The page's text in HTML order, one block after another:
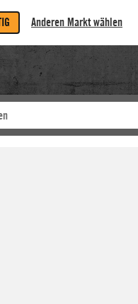
Anderen Markt wählen